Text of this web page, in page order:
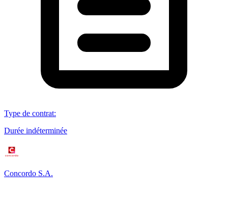
Type de contrat:
Durée indéterminée
Concordo S.A.